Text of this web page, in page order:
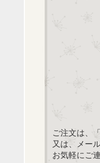
ご注文は、
又は、メー
お気軽にご